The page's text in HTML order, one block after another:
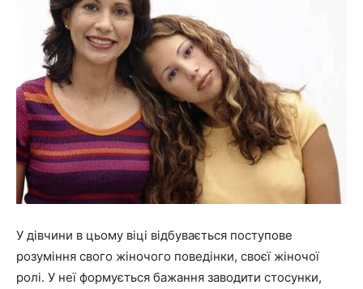
У дівчини в цьому віці відбувається поступове
розуміння свого жіночого поведінки, своєї жіночої
ролі. У неї формується бажання заводити стосунки,